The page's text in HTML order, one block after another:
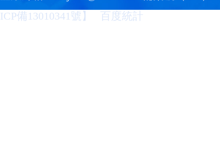
ICP備13010341號 】 百度統計